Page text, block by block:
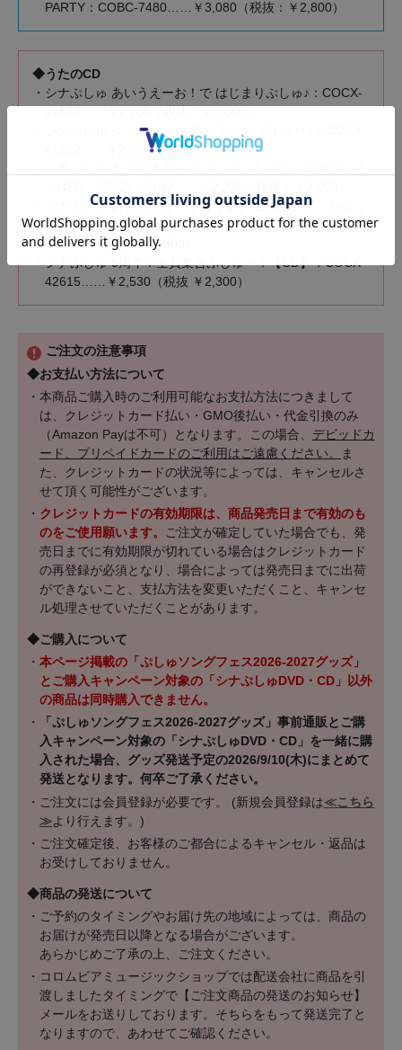
PARTY：COBC-7480……￥3,080（税抜：￥2,800）
◆うたのCD
・シナぷしゅ あいうえーお！で はじまりぷしゅ♪：COCX-
・シナぷしゅ ジャーン！と すくすく かぞえうた♪：COCX-
41922……￥2,200（税抜：￥2,000）
・シナぷしゅ おせわになっております なるはやで、28きょ
くおききいただけると さいわいです：COCX-42401……
￥2,530（税抜：￥2,300）
・シナぷしゅ 5周年！全員集合ぷしゅ～！【CD】：COCX-
42615……￥2,530（税抜 ￥2,300）
ご注文の注意事項
◆お支払い方法について
・本商品ご購入時のご利用可能なお支払方法につきまして
は、クレジットカード払い・GMO後払い・代金引換のみ
（Amazon Payは不可）となります。この場合、 デビッドカ
ード、プリペイドカードのご利用はご遠慮ください。
ま
た、クレジットカードの状況等によっては、キャンセルさ
せて頂く可能性がございます。
・ クレジットカードの有効期限は、商品発売日まで有効のも
のをご使用願います。
ご注文が確定していた場合でも、発
売日までに有効期限が切れている場合はクレジットカード
の再登録が必須となり、場合によっては発売日までに出荷
ができないこと、支払方法を変更いただくこと、キャンセ
ル処理させていただくことがあります。
◆ご購入について
・ 本ページ掲載の「ぷしゅソングフェス2026-2027グッズ」
とご購入キャンペーン対象の「シナぷしゅDVD・CD」以外
の商品は同時購入できません。
・
「ぷしゅソングフェス2026-2027グッズ」事前通販とご購
入キャンペーン対象の「シナぷしゅDVD・CD」を一緒に購
入された場合、グッズ発送予定の2026/9/10(木)にまとめて
発送となります。何卒ご了承ください。
・ご注文には会員登録が必要です。 (新規会員登録は≪こちら
≫より行えます。)
・ご注文確定後、お客様のご都合によるキャンセル・返品は
お受けしておりません。
◆商品の発送について
・ご予約のタイミングやお届け先の地域によっては、商品の
お届けが発売日以降となる場合がございます。
あらかじめご了承の上、ご注文ください。
・コロムビアミュージックショップでは配送会社に商品を引
渡しましたタイミングで【ご注文商品の発送のお知らせ】
メールをお送りしております。そちらをもって発送完了と
なりますので、あわせてご確認ください。